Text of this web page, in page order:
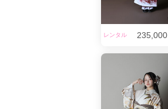
レンタル 235,000